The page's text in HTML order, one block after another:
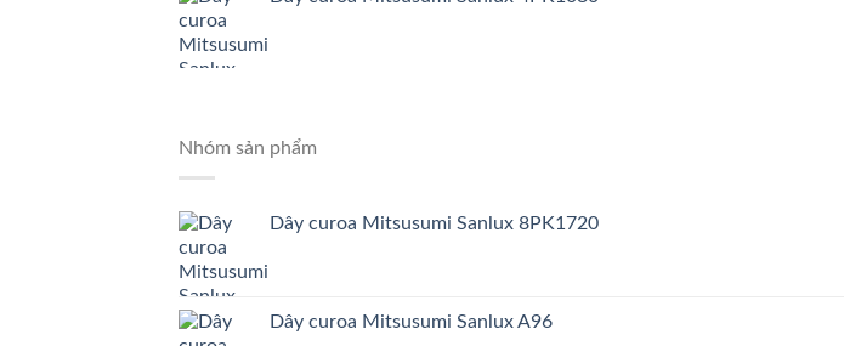
Nhóm sản phẩm
Dây curoa Mitsusumi Sanlux 8PK1720
Dây curoa Mitsusumi Sanlux A96